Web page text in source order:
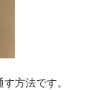
方法です。